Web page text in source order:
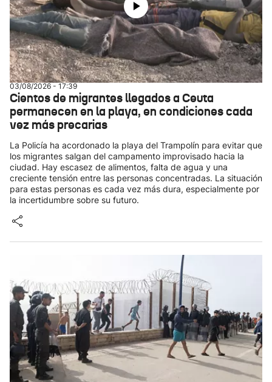
03/08/2026 - 17:39
Cientos de migrantes llegados a Ceuta
permanecen en la playa, en condiciones cada
vez más precarias
La Policía ha acordonado la playa del Trampolín para evitar que
los migrantes salgan del campamento improvisado hacia la
ciudad. Hay escasez de alimentos, falta de agua y una
creciente tensión entre las personas concentradas. La situación
para estas personas es cada vez más dura, especialmente por
la incertidumbre sobre su futuro.